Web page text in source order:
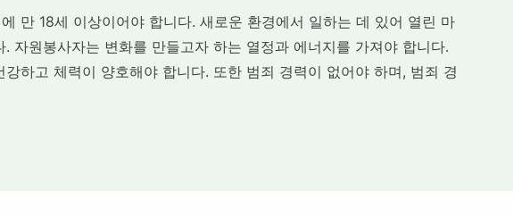
만 18세 이상이어야 합니다. 새로운 환경에서 일하는 데 있어 열린 마
자원봉사자는 변화를 만들고자 하는 열정과 에너지를 가져야 합니다.
하고 체력이 양호해야 합니다. 또한 범죄 경력이 없어야 하며, 범죄 경